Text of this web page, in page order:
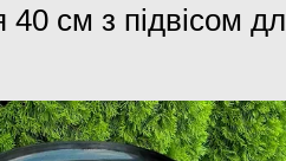
см з підвісом